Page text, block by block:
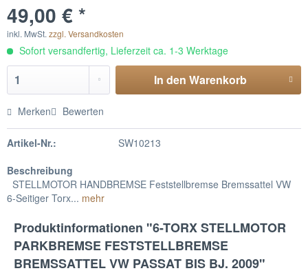
49,00 € *
inkl. MwSt. zzgl. Versandkosten
Sofort versandfertig, Lieferzeit ca. 1-3 Werktage
In den Warenkorb
Merken Bewerten
Artikel-Nr.:
SW10213
Beschreibung
STELLMOTOR HANDBREMSE Feststellbremse Bremssattel VW
6-Seitiger Torx... mehr
Produktinformationen "6-TORX STELLMOTOR
PARKBREMSE FESTSTELLBREMSE
BREMSSATTEL VW PASSAT BIS BJ. 2009"